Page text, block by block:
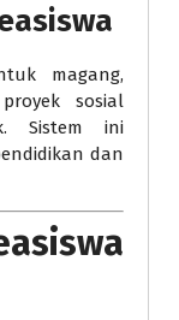
magang,
sosial
Sistem ini
dan